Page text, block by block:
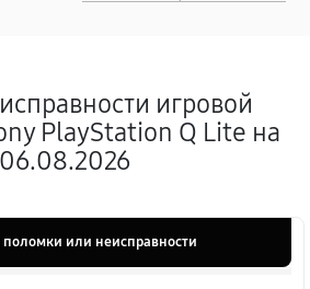
игровой
PlayStation Q Lite на
06.08.2026
или неисправности